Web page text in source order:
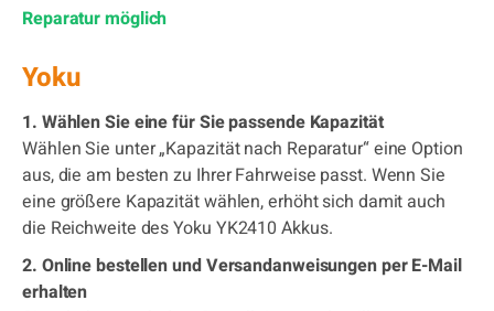
Reparatur möglich
Yoku
1. Wählen Sie eine für Sie passende Kapazität
Wählen Sie unter „Kapazität nach Reparatur“ eine Option
aus, die am besten zu Ihrer Fahrweise passt. Wenn Sie
eine größere Kapazität wählen, erhöht sich damit auch
die Reichweite des Yoku YK2410 Akkus.
2. Online bestellen und Versandanweisungen per E-Mail
erhalten